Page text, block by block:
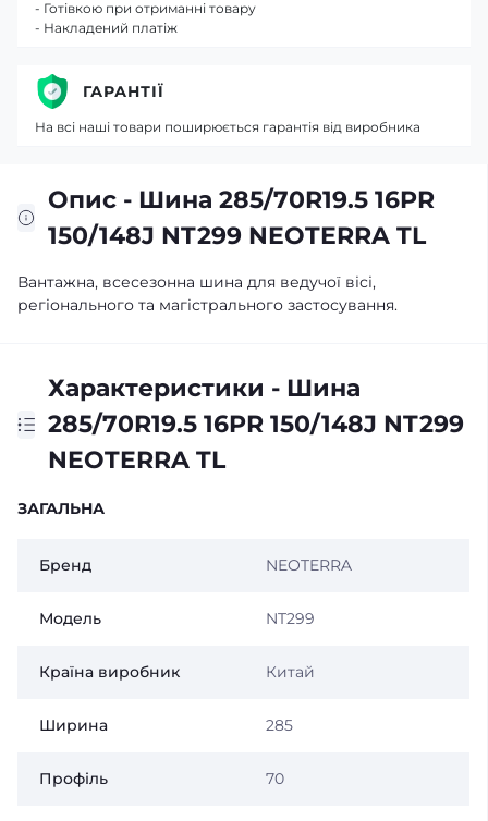
Опис - Шина 285/70R19.5 16PR
150/148J NT299 NEOTERRA TL
Вантажна, всесезонна шина для ведучої вісі,
регіонального та магістрального застосування.
Характеристики - Шина
285/70R19.5 16PR 150/148J NT299
NEOTERRA TL
ЗАГАЛЬНА
Бренд NEOTERRA
Модель NT299
Країна виробник Китай
Ширина 285
Профіль 70
- Готівкою при отриманні товару
- Накладений платіж
ГАРАНТІЇ
На всі наші товари поширюється гарантія від виробника